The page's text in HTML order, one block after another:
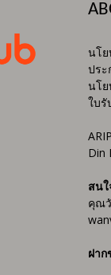
นโ
ประ
นโย
ใบรั
Din
สน
คุณ
ฝา